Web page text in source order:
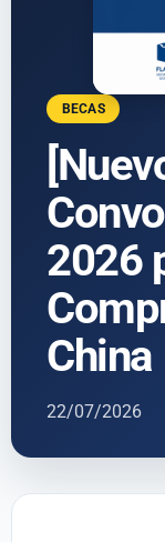
BECAS
2026
China
22/07/2026